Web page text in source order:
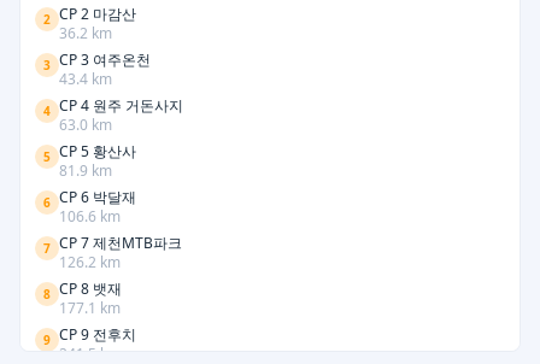
2 CP 2 마감산
36.2 km
3 CP 3 여주온천
43.4 km
4 CP 4 원주 거돈사지
63.0 km
5 CP 5 황산사
81.9 km
6 CP 6 박달재
106.6 km
7 CP 7 제천MTB파크
126.2 km
8 CP 8 뱃재
177.1 km
9 CP 9 전후치
241.5 km